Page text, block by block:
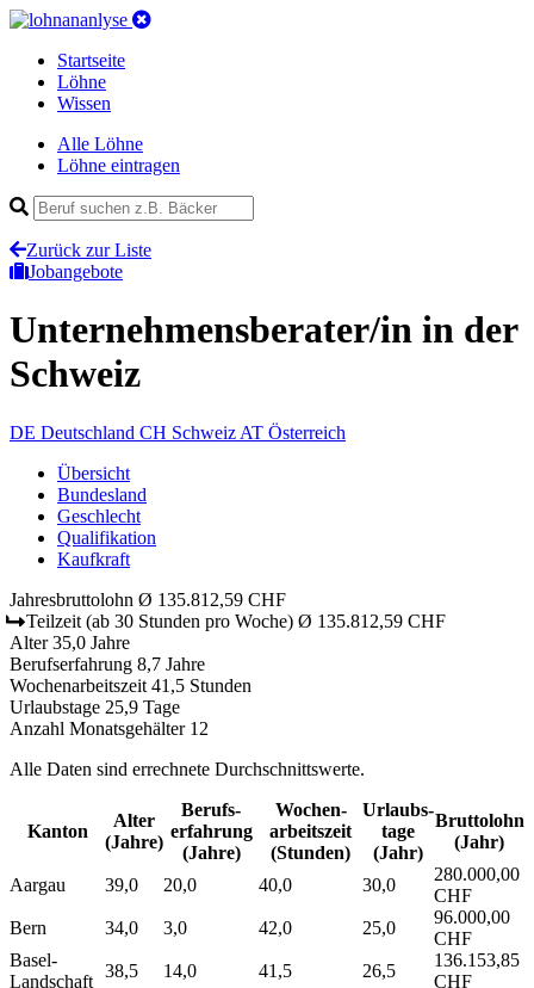
Startseite
Löhne
Wissen
Alle Löhne
Löhne eintragen
Zurück zur Liste
Jobangebote
Unternehmensberater/in in der
Schweiz
DE Deutschland CH Schweiz AT Österreich
Übersicht
Bundesland
Geschlecht
Qualifikation
Kaufkraft
Jahresbruttolohn Ø 135.812,59 CHF
Teilzeit (ab 30 Stunden pro Woche) Ø 135.812,59 CHF
Alter 35,0 Jahre
Berufserfahrung 8,7 Jahre
Wochenarbeitszeit 41,5 Stunden
Urlaubstage 25,9 Tage
Anzahl Monatsgehälter 12
Alle Daten sind errechnete Durchschnittswerte.
Kanton
Alter
(Jahre)
Berufs­
erfahrung
(Jahre)
Wochen­
arbeitszeit
(Stunden)
Urlaubs­
tage
(Jahr)
Bruttolohn
(Jahr)
Aargau 39,0 20,0 40,0 30,0
280.000,00
CHF
Bern
34,0 3,0 42,0 25,0
96.000,00
CHF
Basel-
Landschaft
38,5 14,0 41,5 26,5
136.153,85
CHF